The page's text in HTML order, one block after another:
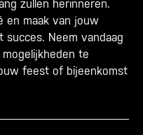
zullen herinneren.
en maak van jouw
Neem vandaag
te
feest of bijeenkomst